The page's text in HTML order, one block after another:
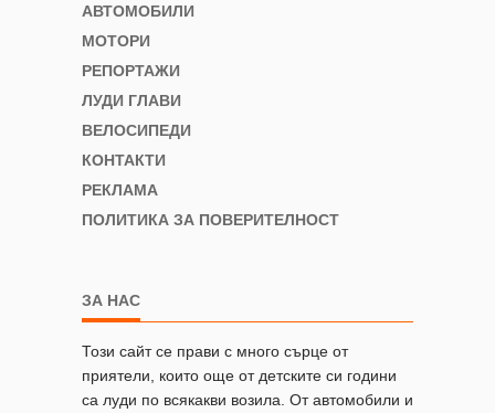
АВТОМОБИЛИ
МОТОРИ
РЕПОРТАЖИ
ЛУДИ ГЛАВИ
ВЕЛОСИПЕДИ
КОНТАКТИ
РЕКЛАМА
ПОЛИТИКА ЗА ПОВЕРИТЕЛНОСТ
ЗА НАС
Този сайт се прави с много сърце от
приятели, които още от детските си години
са луди по всякакви возила. От автомобили и